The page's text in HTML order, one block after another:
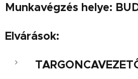
Munkavégzés helye:
Elvárások: